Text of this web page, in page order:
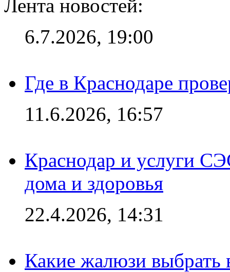
Лента новостей:
6.7.2026, 19:00
Где в Краснодаре
11.6.2026, 16:57
Краснодар и услуги
дома и здоровья
22.4.2026, 14:31
Какие жалюзи выбрать